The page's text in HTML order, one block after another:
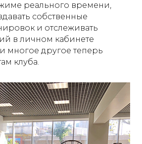
реального времени,
собственные
и отслеживать
в личном кабинете
многое другое теперь
клуба.